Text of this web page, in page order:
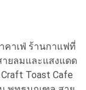
าเฟ่ ร้านกาแฟที่
ยลมและแสงแดด
Toast Cafe